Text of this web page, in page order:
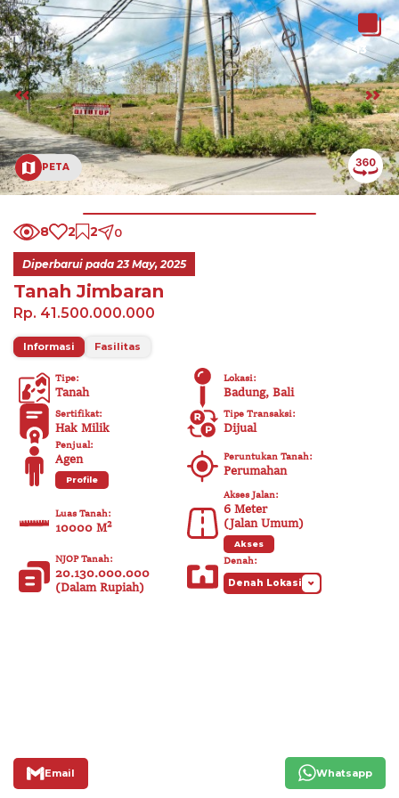
13
PETA
8 2 2 0
Diperbarui pada 23 May, 2025
Tanah Jimbaran
Rp. 41.500.000.000
Informasi Fasilitas
Tipe:
Tanah
Lokasi:
Badung, Bali
Sertifikat:
Hak Milik
Tipe Transaksi:
Dijual
Penjual:
Agen
Profile
Peruntukan Tanah:
Perumahan
Luas Tanah:
10000 M²
Akses Jalan:
6 Meter
(Jalan Umum)
Akses
NJOP Tanah:
20.130.000.000
(Dalam Rupiah)
Denah:
Denah Lokasi
Email Whatsapp